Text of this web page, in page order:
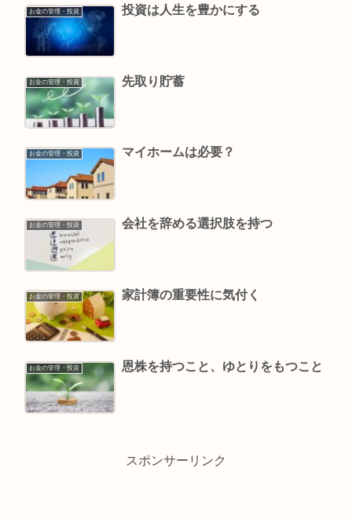
お金の管理・投資 投資は人生を豊かにする
お金の管理・投資 先取り貯蓄
お金の管理・投資 マイホームは必要？
お金の管理・投資 会社を辞める選択肢を持つ
お金の管理・投資 家計簿の重要性に気付く
お金の管理・投資 恩株を持つこと、ゆとりをもつこと
スポンサーリンク